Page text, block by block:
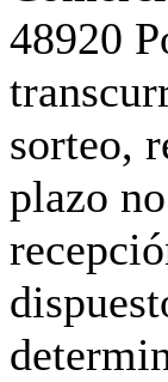
48920
sorteo,
plazo